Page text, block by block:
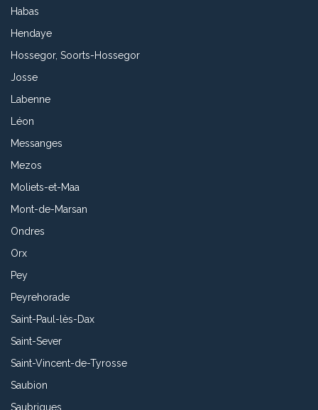
Habas
Hendaye
Hossegor, Soorts-Hossegor
Josse
Labenne
Léon
Messanges
Mezos
Moliets-et-Maa
Mont-de-Marsan
Ondres
Orx
Pey
Peyrehorade
Saint-Paul-lès-Dax
Saint-Sever
Saint-Vincent-de-Tyrosse
Saubion
Saubrigues